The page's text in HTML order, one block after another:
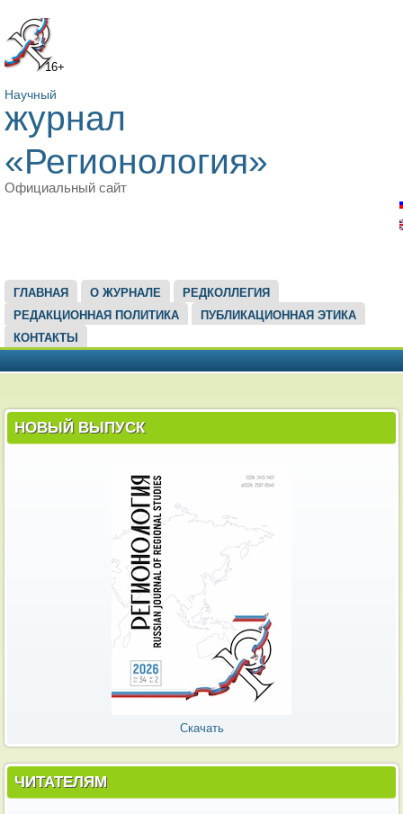
16+
Научный
журнал
«Регионология»
Официальный сайт
ГЛАВНОЕ МЕНЮ
ГЛАВНАЯ О ЖУРНАЛЕ
РЕДКОЛЛЕГИЯ
РЕДАКЦИОННАЯ ПОЛИТИКА
ПУБЛИКАЦИОННАЯ ЭТИКА
КОНТАКТЫ
НОВЫЙ ВЫПУСК
Скачать
ЧИТАТЕЛЯМ